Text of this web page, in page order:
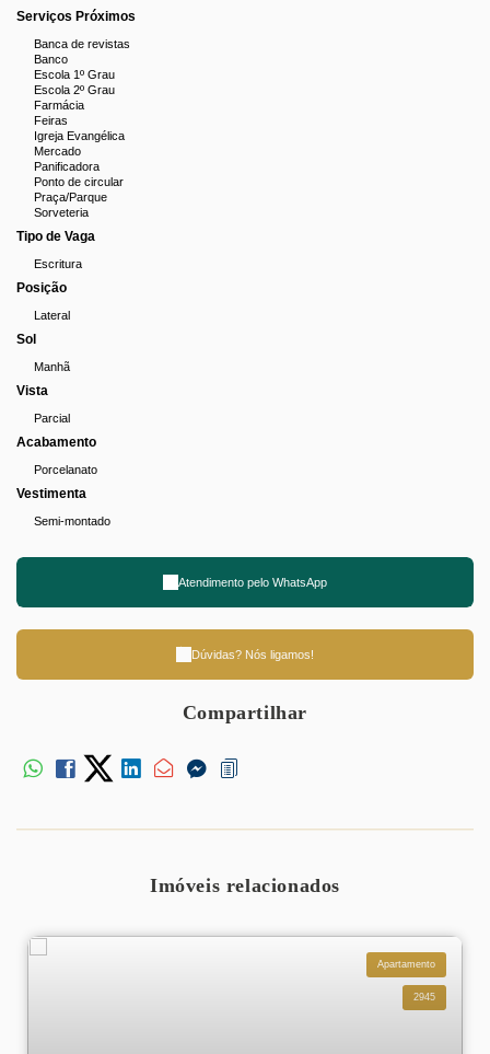
Churrasqueira
confraternização com amigos e família
Localização Privilegiada:
A poucos minutos do Colégio Pedro 2, transporte público, com
fácil acesso ao comércio local, escolas e serviços essenciais,
você tem tudo o que precisa ao seu redor, sem abrir mão do
conforto e da praticidade.
Ideal para quem busca praticidade, conforto e qualidade de
vida. Agende sua visita e venha conhecer este excelente
Serviços Próximos
Banca de revistas
Banco
Escola 1º Grau
Escola 2º Grau
Farmácia
Feiras
Igreja Evangélica
Mercado
Panificadora
Ponto de circular
Praça/Parque
Sorveteria
Tipo de Vaga
Escritura
Posição
Lateral
Sol
Manhã
Vista
Parcial
Acabamento
Porcelanato
Vestimenta
Semi-montado
Atendimento pelo WhatsApp
Dúvidas? Nós ligamos!
Compartilhar
Imóveis relacionados
Apartamento
2945